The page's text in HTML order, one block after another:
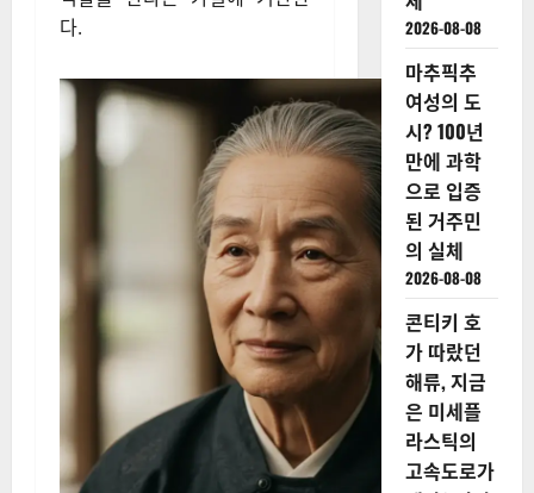
다.
2026-08-08
마추픽추
여성의 도
시? 100년
만에 과학
으로 입증
된 거주민
의 실체
2026-08-08
콘티키 호
가 따랐던
해류, 지금
은 미세플
라스틱의
고속도로가